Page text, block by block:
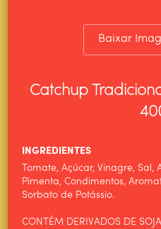
Baixar
Catchup
INGREDIENTES
Tomate, Açúcar, Vinagre,
Pimenta, Condimentos,
Sorbato de Potássio.
CONTÉM DERIVADOS DE